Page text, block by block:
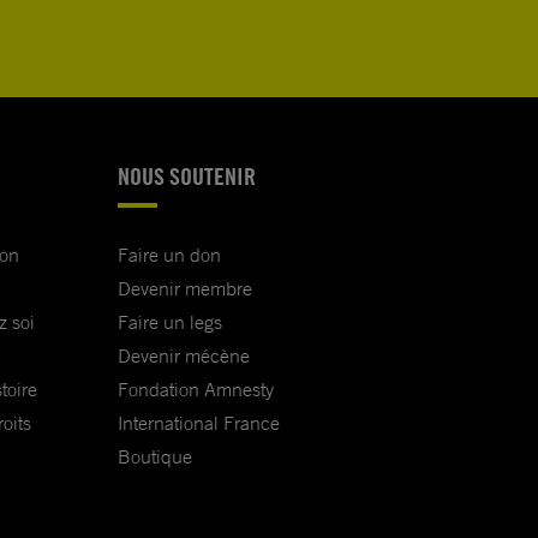
soi
NOUS SOUTENIR
Faire un don
Devenir membre
Faire un legs
Devenir mécène
Fondation Amnesty
International France
Boutique